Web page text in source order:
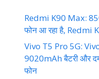
Redmi K90 Max:
फोन आ रहा है, Redmi
Vivo T5 Pro 5G:
9020mAh बैटरी और
फोन